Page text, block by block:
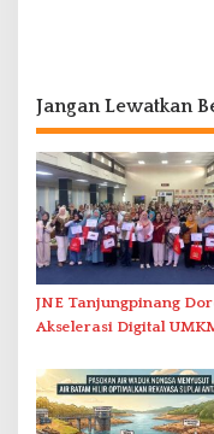
Jangan Lewatkan
JNE Tanjungpinang
Akselerasi Digital
2026